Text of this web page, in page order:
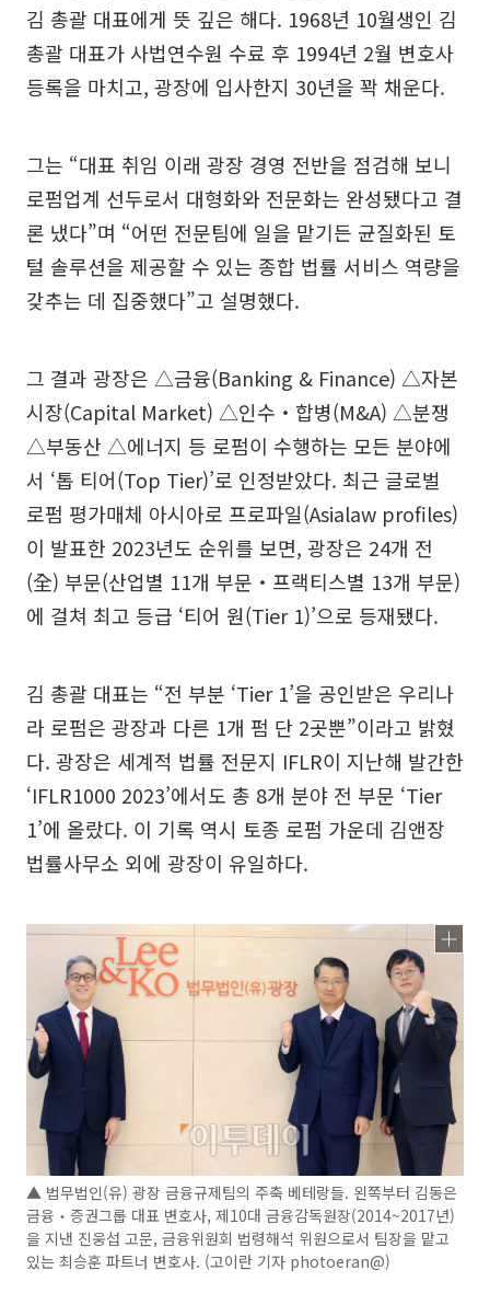
김 총괄 대표에게 뜻 깊은 해다. 1968년 10월생인 김
총괄 대표가 사법연수원 수료 후 1994년 2월 변호사
등록을 마치고, 광장에 입사한지 30년을 꽉 채운다.
그는 “대표 취임 이래 광장 경영 전반을 점검해 보니
로펌업계 선두로서 대형화와 전문화는 완성됐다고 결
론 냈다”며 “어떤 전문팀에 일을 맡기든 균질화된 토
털 솔루션을 제공할 수 있는 종합 법률 서비스 역량을
갖추는 데 집중했다”고 설명했다.
그 결과 광장은 △금융(Banking & Finance) △자본
시장(Capital Market) △인수‧합병(M&A) △분쟁
△부동산 △에너지 등 로펌이 수행하는 모든 분야에
서 ‘톱 티어(Top Tier)’로 인정받았다. 최근 글로벌
로펌 평가매체 아시아로 프로파일(Asialaw profiles)
이 발표한 2023년도 순위를 보면, 광장은 24개 전
(全) 부문(산업별 11개 부문‧프랙티스별 13개 부문)
에 걸쳐 최고 등급 ‘티어 원(Tier 1)’으로 등재됐다.
김 총괄 대표는 “전 부분 ‘Tier 1’을 공인받은 우리나
라 로펌은 광장과 다른 1개 펌 단 2곳뿐”이라고 밝혔
다. 광장은 세계적 법률 전문지 IFLR이 지난해 발간한
‘IFLR1000 2023’에서도 총 8개 분야 전 부문 ‘Tier
1’에 올랐다. 이 기록 역시 토종 로펌 가운데 김앤장
법률사무소 외에 광장이 유일하다.
▲ 법무법인(유) 광장 금융규제팀의 주축 베테랑들. 왼쪽부터 김동은
금융‧증권그룹 대표 변호사, 제10대 금융감독원장(2014~2017년)
을 지낸 진웅섭 고문, 금융위원회 법령해석 위원으로서 팀장을 맡고
있는 최승훈 파트너 변호사. (고이란 기자 photoeran@)